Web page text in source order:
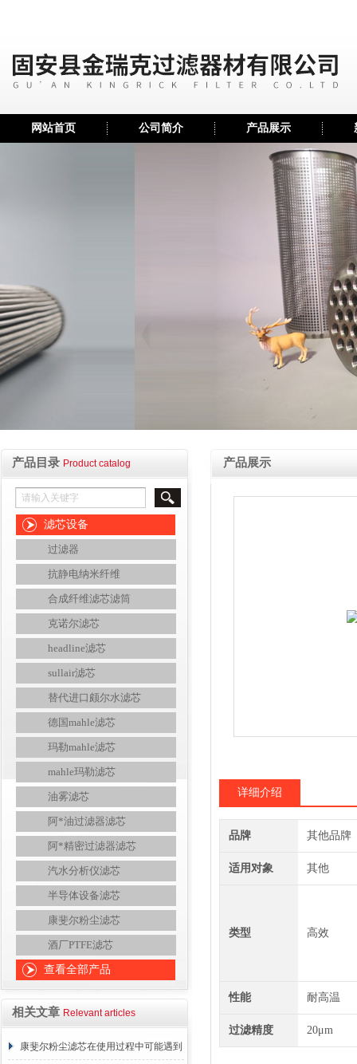
网站首页 公司简介 产品展示
产品目录 Product catalog
滤芯设备
过滤器
抗静电纳米纤维
合成纤维滤芯滤筒
克诺尔滤芯
headline滤芯
sullair滤芯
替代进口颇尔水滤芯
德国mahle滤芯
玛勒mahle滤芯
mahle玛勒滤芯
油雾滤芯
阿*油过滤器滤芯
阿*精密过滤器滤芯
汽水分析仪滤芯
半导体设备滤芯
康斐尔粉尘滤芯
酒厂PTFE滤芯
查看全部产品
相关文章 Relevant articles
康斐尔粉尘滤芯在使用过程中可能遇到
产品展示
详细介绍
品牌 其他品牌
适用对象 其他
类型 高效
性能 耐高温
过滤精度 20μm